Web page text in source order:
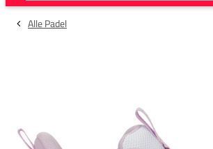
Alle Padel